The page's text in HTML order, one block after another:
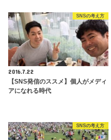
SNSの考え方
2016.7.22
【SNS発信のススメ】個人がメディ
アになれる時代
SNSの考え方